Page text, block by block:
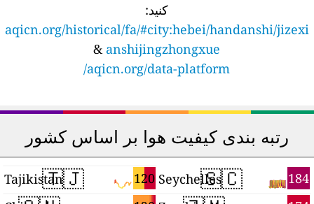
کنید:
aqicn.org/historical/fa/#city:hebei/handanshi/jizexi
anshijingzhongxue
&
aqicn.org/data-platform/
رتبه بندی کیفیت هوا بر اساس کشور
🇸🇨 184
Seychelles
🇹🇯 120
Tajikistan